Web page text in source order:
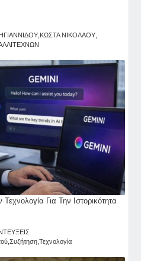
ΚΩΣΤΑ ΝΙΚΟΛΑΟΥ
Για Την Ιστορικότητα
Συζήτηση Τεχνολογία